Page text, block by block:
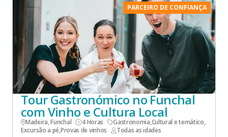
PARCEIRO DE CONFIANÇA
Tour Gastronómico no Funchal
com Vinho e Cultura Local
Madeira, Funchal 4 Horas Gastronomia,Cultural e temático,
Excursão a pé,Provas de vinhos Todas as idades